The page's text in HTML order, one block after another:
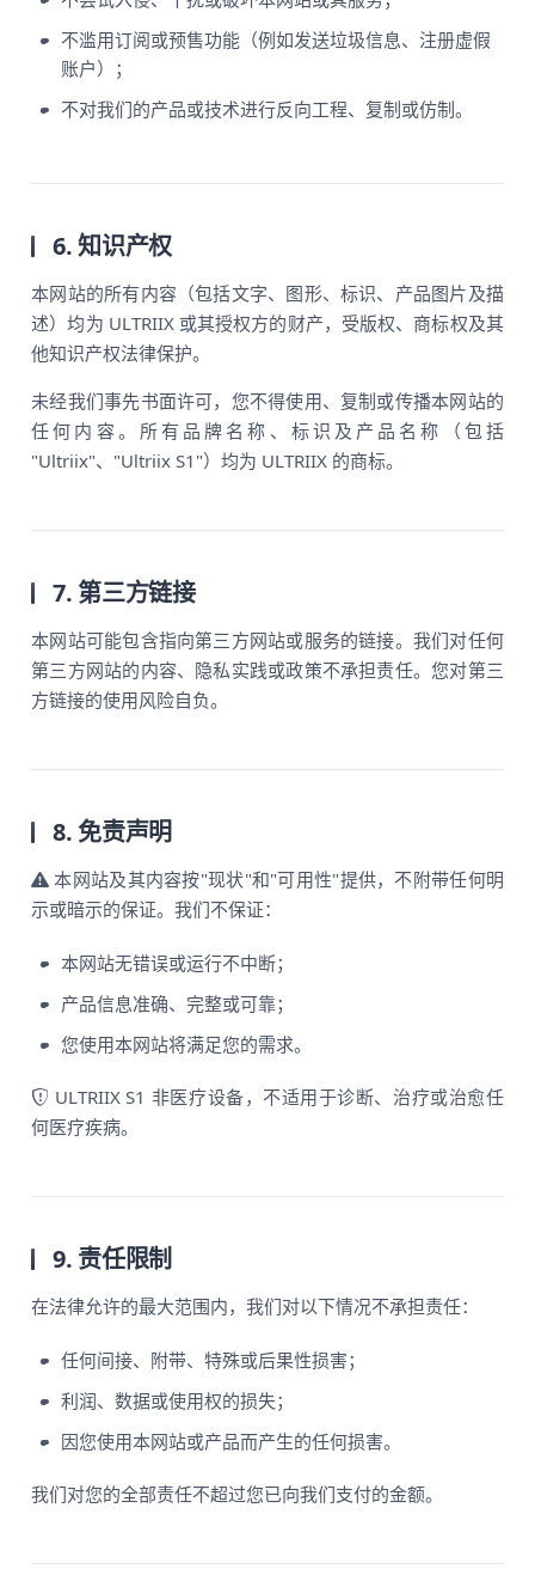
不滥用订阅或预售功能（例如发送垃圾信息、注册虚假
账户）；
不对我们的产品或技术进行反向工程、复制或仿制。
6. 知识产权
本网站的所有内容（包括文字、图形、标识、产品图片及描
述）均为 ULTRIIX 或其授权方的财产，受版权、商标权及其
他知识产权法律保护。
未经我们事先书面许可，您不得使用、复制或传播本网站的
任何内容。所有品牌名称、标识及产品名称（包括
"Ultriix"、"Ultriix S1"）均为 ULTRIIX 的商标。
7. 第三方链接
本网站可能包含指向第三方网站或服务的链接。我们对任何
第三方网站的内容、隐私实践或政策不承担责任。您对第三
方链接的使用风险自负。
8. 免责声明
本网站及其内容按"现状"和"可用性"提供，不附带任何明
示或暗示的保证。我们不保证：
本网站无错误或运行不中断；
产品信息准确、完整或可靠；
您使用本网站将满足您的需求。
ULTRIIX S1 非医疗设备，不适用于诊断、治疗或治愈任
何医疗疾病。
9. 责任限制
在法律允许的最大范围内，我们对以下情况不承担责任：
任何间接、附带、特殊或后果性损害；
利润、数据或使用权的损失；
因您使用本网站或产品而产生的任何损害。
我们对您的全部责任不超过您已向我们支付的金额。